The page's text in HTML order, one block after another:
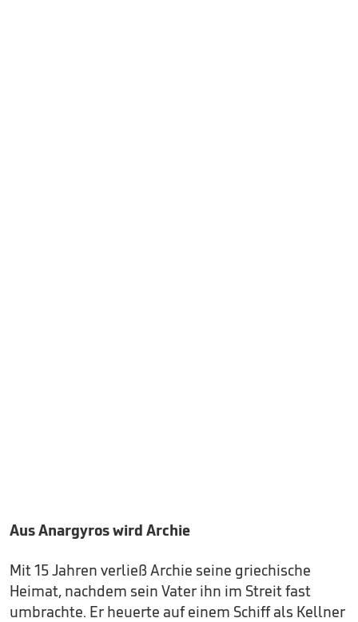
Aus Anargyros wird Archie
Mit 15 Jahren verließ Archie seine griechische
Heimat, nachdem sein Vater ihn im Streit fast
umbrachte. Er heuerte auf einem Schiff als Kellner